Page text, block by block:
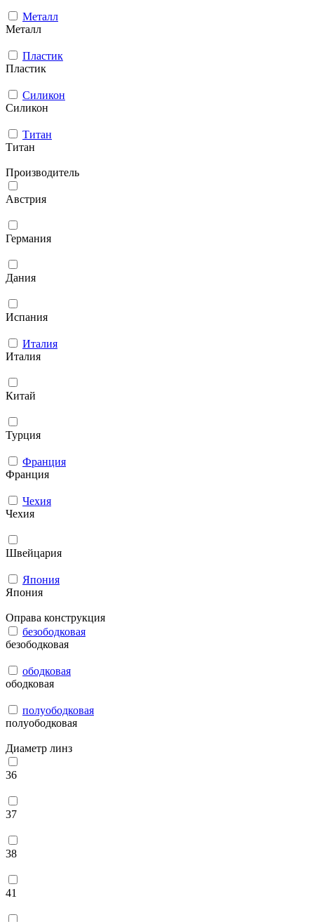
Металл
Металл
Пластик
Пластик
Силикон
Силикон
Титан
Титан
Производитель
Австрия
Германия
Дания
Испания
Италия
Италия
Китай
Турция
Франция
Франция
Чехия
Чехия
Швейцария
Япония
Япония
Оправа конструкция
безободковая
безободковая
ободковая
ободковая
полуободковая
полуободковая
Диаметр линз
36
37
38
41